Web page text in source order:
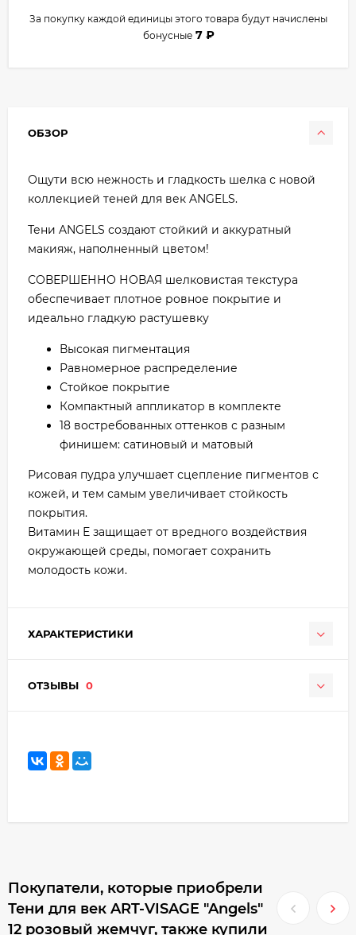
За покупку каждой единицы этого товара будут начислены
бонусные 7 ₽
ОБЗОР
Ощути всю нежность и гладкость шелка с новой
коллекцией теней для век ANGELS.
Тени ANGELS создают стойкий и аккуратный
макияж, наполненный цветом!
СОВЕРШЕННО НОВАЯ шелковистая текстура
обеспечивает плотное ровное покрытие и
идеально гладкую растушевку
Высокая пигментация
Равномерное распределение
Стойкое покрытие
Компактный аппликатор в комплекте
18 востребованных оттенков с разным
финишем: сатиновый и матовый
Рисовая пудра улучшает сцепление пигментов с
кожей, и тем самым увеличивает стойкость
покрытия.
Витамин Е защищает от вредного воздействия
окружающей среды, помогает сохранить
молодость кожи.
ХАРАКТЕРИСТИКИ
ОТЗЫВЫ 0
Покупатели, которые приобрели
Тени для век ART-VISAGE "Angels"
12 розовый жемчуг, также купили